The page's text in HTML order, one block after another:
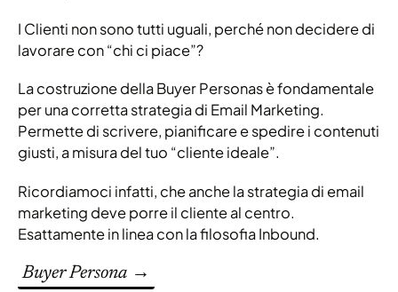
I Clienti non sono tutti uguali, perché non decidere di
lavorare con “chi ci piace”?
La costruzione della Buyer Personas è fondamentale
per una corretta strategia di Email Marketing.
Permette di scrivere, pianificare e spedire i contenuti
giusti, a misura del tuo “cliente ideale”.
Ricordiamoci infatti, che anche la strategia di email
marketing deve porre il cliente al centro.
Esattamente in linea con la filosofia Inbound.
Buyer Persona →